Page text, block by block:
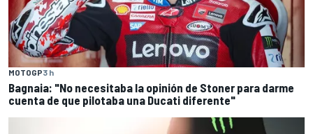
MOTOGP3 h
Bagnaia: "No necesitaba la opinión de Stoner para darme
cuenta de que pilotaba una Ducati diferente"